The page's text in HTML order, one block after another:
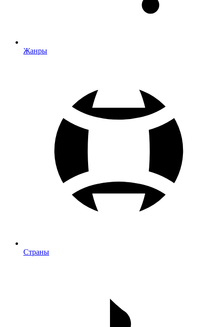
Жанры
Страны